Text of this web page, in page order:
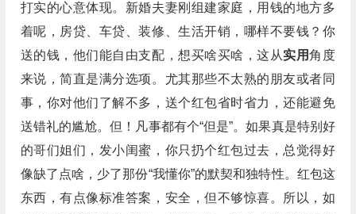
打实的心意体现。新婚夫妻刚组建家庭，用钱的地方多
着呢，房贷、车贷、装修、生活开销，哪样不要钱？你
送的钱，他们能自由支配，想买啥买啥，这从实用角度
来说，简直是满分选项。尤其那些不太熟的朋友或者同
事，你对他们了解不多，送个红包省时省力，还能避免
送错礼的尴尬。但！凡事都有个“但是”。如果真是特别好
的哥们姐们，发小闺蜜，你只扔个红包过去，总觉得好
像缺了点啥，少了那份“我懂你”的默契和独特性。红包这
东西，有点像标准答案，安全，但不够惊喜。所以，如